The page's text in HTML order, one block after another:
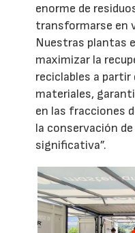
enorme de
transformarse en
Nuestras plantas
maximizar la
reciclables a partir
materiales,
en las fracciones
la conservación
significativa”.